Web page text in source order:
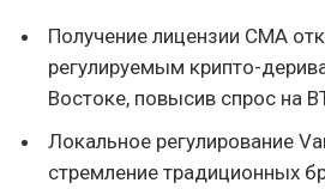
Получение лицензии CMA
регулируемым крипто-
Востоке, повысив спрос на
Локальное регулирование
стремление традиционных